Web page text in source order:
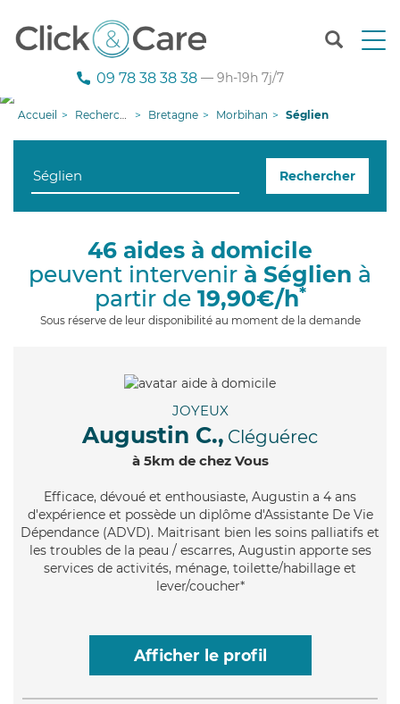
T
n
g
09 78 38 38 38 — 9h-19h 7j/7
Accueil Recherche aide à domicile Bretagne Morbihan Séglien
Rechercher
46 aides à domicile
peuvent intervenir à Séglien à
partir de 19,90€/h*
Sous réserve de leur disponibilité au moment de la demande
JOYEUX
Augustin C., Cléguérec
à 5km de chez Vous
Efficace, dévoué et enthousiaste, Augustin a 4 ans
d'expérience et possède un diplôme d'Assistante De Vie
Dépendance (ADVD). Maitrisant bien les soins palliatifs et
les troubles de la peau / escarres, Augustin apporte ses
services de activités, ménage, toilette/habillage et
lever/coucher*
Afficher le profil